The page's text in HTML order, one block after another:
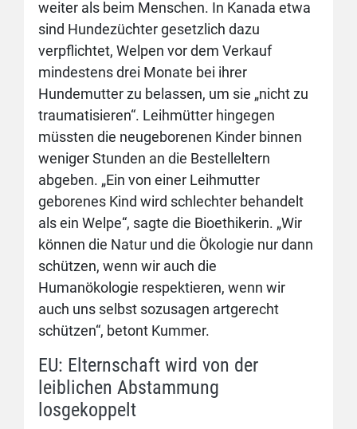
weiter als beim Menschen. In Kanada etwa
sind Hundezüchter gesetzlich dazu
verpflichtet, Welpen vor dem Verkauf
mindestens drei Monate bei ihrer
Hundemutter zu belassen, um sie „nicht zu
traumatisieren“. Leihmütter hingegen
müssten die neugeborenen Kinder binnen
weniger Stunden an die Bestelleltern
abgeben. „Ein von einer Leihmutter
geborenes Kind wird schlechter behandelt
als ein Welpe“, sagte die Bioethikerin. „Wir
können die Natur und die Ökologie nur dann
schützen, wenn wir auch die
Humanökologie respektieren, wenn wir
auch uns selbst sozusagen artgerecht
schützen“, betont Kummer.
EU: Elternschaft wird von der
leiblichen Abstammung
losgekoppelt